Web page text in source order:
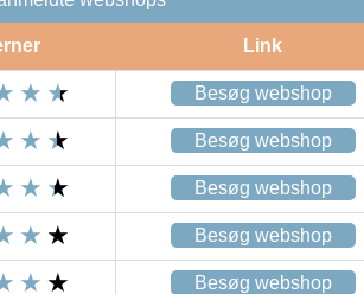
Link
Besøg webshop
Besøg webshop
Besøg webshop
Besøg webshop
Besøg webshop